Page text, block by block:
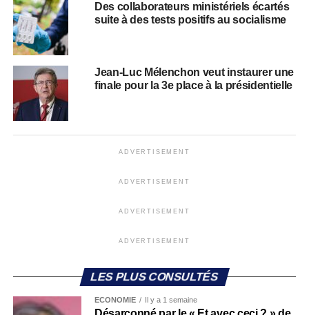
Des collaborateurs ministériels écartés
suite à des tests positifs au socialisme
Jean-Luc Mélenchon veut instaurer une
finale pour la 3e place à la présidentielle
ADVERTISEMENT
ADVERTISEMENT
ADVERTISEMENT
ADVERTISEMENT
LES PLUS CONSULTÉS
ECONOMIE Il y a 1 semaine